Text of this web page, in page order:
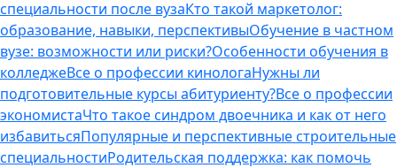
специальности после вузаКто такой маркетолог:
образование, навыки, перспективыОбучение в частном
вузе: возможности или риски?Особенности обучения в
колледжеВсе о профессии кинологаНужны ли
подготовительные курсы абитуриенту?Все о профессии
экономистаЧто такое синдром двоечника и как от него
избавитьсяПопулярные и перспективные строительные
специальностиРодительская поддержка: как помочь